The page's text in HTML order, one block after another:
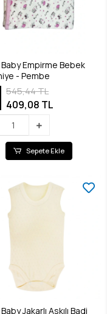
Empirme Bebek
- Pembe
545,44 TL
409,08 TL
Sepete Ekle
Jakarlı Askılı Badi